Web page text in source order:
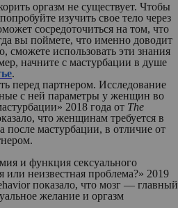
оргазм не существует. Чтобы
изучить свое тело через
сосредоточиться на том, что
вы поймете, что именно доводит
сможете использовать эти знания
начните с мастурбации в душе
.
перед партнером. Исследование
с ней параметры у женщин во
2018 года от The
что женщинам требуется в
после мастурбации, в отличие от
и функция сексуального
или неизвестная проблема?» 2019
показало, что мозг — главный
желание и оргазм